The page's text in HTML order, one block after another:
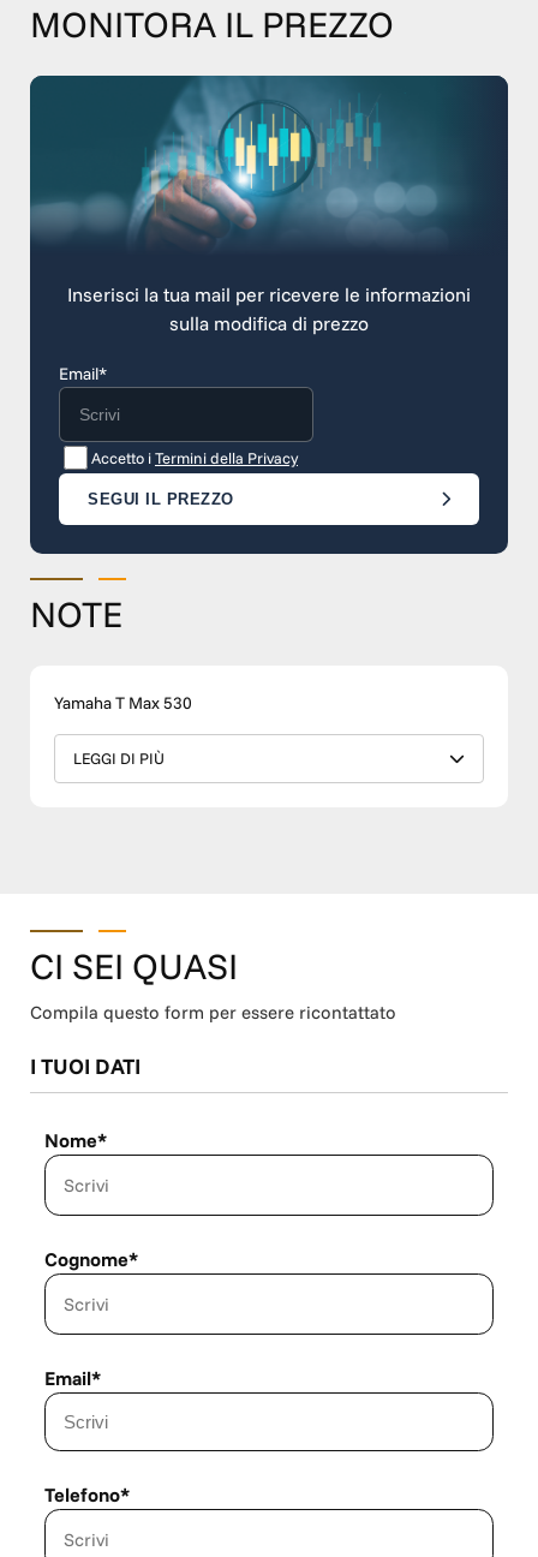
MONITORA IL PREZZO
Inserisci la tua mail per ricevere le informazioni
sulla modifica di prezzo
Email*
Accetto iTermini della Privacy
SEGUI IL PREZZO
NOTE
Yamaha T Max 530
LEGGI DI PIÙ
CI SEI QUASI
Compila questo form per essere ricontattato
I TUOI DATI
Nome*
Cognome*
Email*
Telefono*